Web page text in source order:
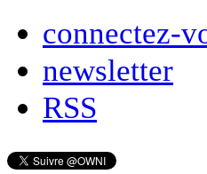
connectez-
newsletter
RSS